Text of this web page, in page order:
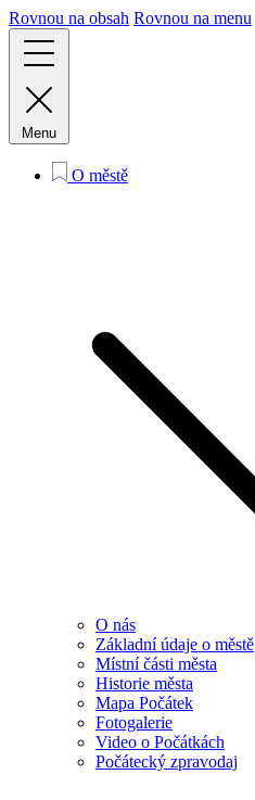
Rovnou na obsah Rovnou na menu
Menu
O městě
O nás
Základní údaje o městě
Místní části města
Historie města
Mapa Počátek
Fotogalerie
Video o Počátkách
Počátecký zpravodaj